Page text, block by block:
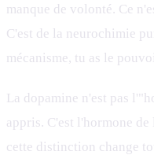
manque de volonté. Ce
C'est de la neurochimie
mécanisme, tu as le
La dopamine n'est pas
appris. C'est l'hormone
cette distinction change